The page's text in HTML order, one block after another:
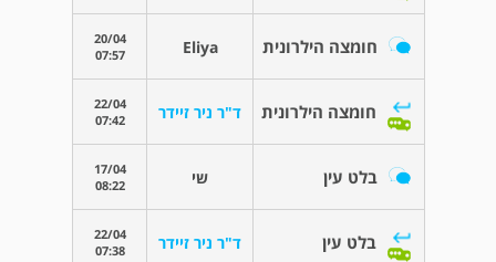
חומצה הילרונית Eliya
20/04
07:57
חומצה הילרונית ד"ר ניר זיידר
22/04
07:42
בלט עין שי
17/04
08:22
בלט עין ד"ר ניר זיידר
22/04
07:38